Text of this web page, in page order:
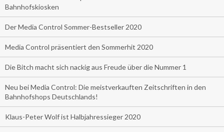
Bahnhofskiosken
Der Media Control Sommer-Bestseller 2020
Media Control präsentiert den Sommerhit 2020
Die Bitch macht sich nackig aus Freude über die Nummer 1
Neu bei Media Control: Die meistverkauften Zeitschriften in den
Bahnhofshops Deutschlands!
Klaus-Peter Wolf ist Halbjahressieger 2020